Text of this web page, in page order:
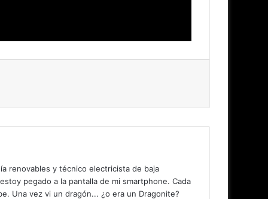
renovables y técnico electricista de baja
pegado a la pantalla de mi smartphone. Cada
Una vez vi un dragón... ¿o era un Dragonite?